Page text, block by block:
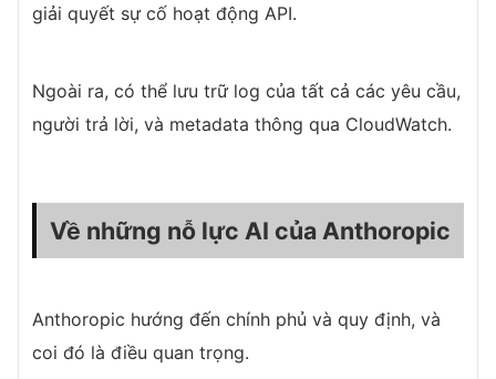
giải quyết sự cố hoạt động API.
Ngoài ra, có thể lưu trữ log của tất cả các yêu cầu,
người trả lời, và metadata thông qua CloudWatch.
Về những nỗ lực AI của Anthoropic
Anthoropic hướng đến chính phủ và quy định, và
coi đó là điều quan trọng.